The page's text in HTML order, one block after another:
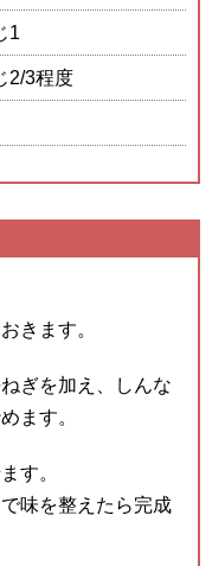
1
2/3程度
きます。
ぎを加え、しんな
ます。
す。
味を整えたら完成